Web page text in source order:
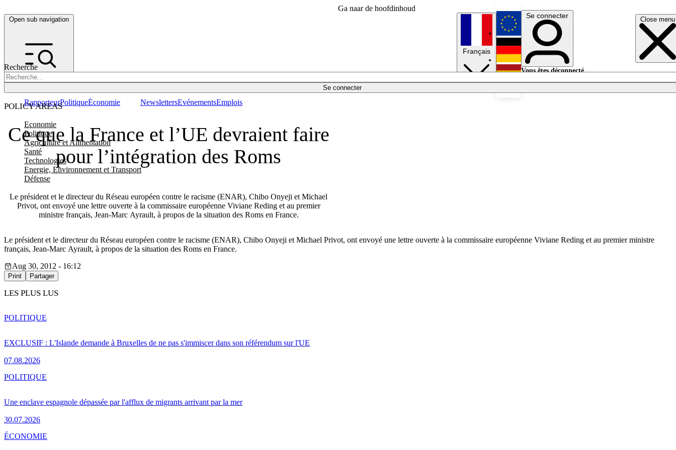
Ga naar de hoofdinhoud
Open sub navigation Close menu
Recherche
Se connecter
POLICY AREAS
Economie
Politique
Agriculture et Alimentation
Santé
Technologies
Energie, Environnement et Transport
Défense
RapporteurPolitiqueÉconomie NewslettersEvénementsEmplois
Français
English
Deutsch
Se connecter
Vous êtes déconnecté.
Ce que la France et l’UE devraient faire
pour l’intégration des Roms
Le président et le directeur du Réseau européen contre le racisme (ENAR), Chibo Onyeji et Michael
Privot, ont envoyé une lettre ouverte à la commissaire européenne Viviane Reding et au premier
ministre français, Jean-Marc Ayrault, à propos de la situation des Roms en France.
Le président et le directeur du Réseau européen contre le racisme (ENAR), Chibo Onyeji et Michael Privot, ont envoyé une lettre ouverte à la commissaire européenne Viviane Reding et au premier ministre
français, Jean-Marc Ayrault, à propos de la situation des Roms en France.
Aug 30, 2012 - 16:12
Print Partager
LES PLUS LUS
EXCLUSIF : L'Islande demande à Bruxelles de ne pas s'immiscer dans son référendum sur l'UE
07.08.2026
POLITIQUE
Une enclave espagnole dépassée par l'afflux de migrants arrivant par la mer
30.07.2026
POLITIQUE
ÉCONOMIE